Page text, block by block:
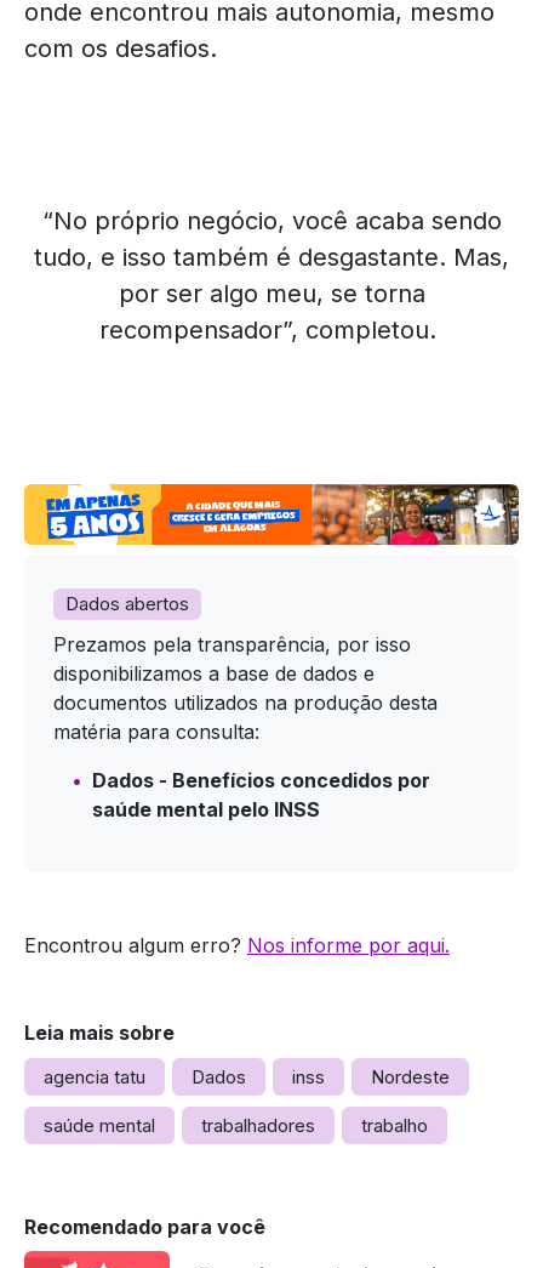
onde encontrou mais autonomia, mesmo
com os desafios.
“No próprio negócio, você acaba sendo
tudo, e isso também é desgastante. Mas,
por ser algo meu, se torna
recompensador”, completou.
Dados abertos
Prezamos pela transparência, por isso
disponibilizamos a base de dados e
documentos utilizados na produção desta
matéria para consulta:
Dados - Benefícios concedidos por
saúde mental pelo INSS
Encontrou algum erro? Nos informe por aqui.
Leia mais sobre
agencia tatu Dados inss Nordeste
saúde mental trabalhadores trabalho
Recomendado para você